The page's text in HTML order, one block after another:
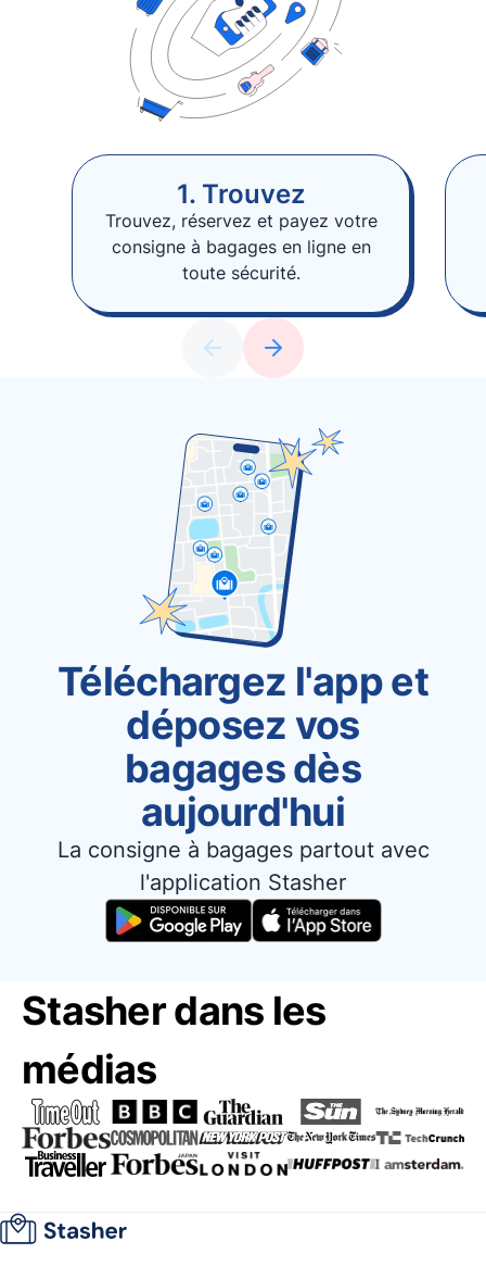
1. Trouvez
Trouvez, réservez et payez votre
consigne à bagages en ligne en
toute sécurité.
Téléchargez l'app et
déposez vos
bagages dès
aujourd'hui
La consigne à bagages partout avec
l'application Stasher
Stasher dans les
médias